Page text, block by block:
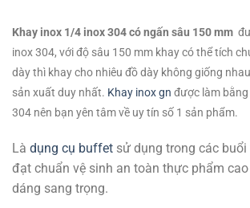
Khay inox 1/4 inox 304 có ngấn sâu 150 mm
inox 304, với độ sâu 150 mm khay có thể tích
dày thì khay cho nhiêu đồ dày không giống
sản xuất duy nhất. Khay inox gn được làm
304 nên bạn yên tâm về uy tín số 1 sản phẩm.
Là dụng cụ buffet sử dụng trong các
đạt chuẩn vệ sinh an toàn thực phẩm
dáng sang trọng.